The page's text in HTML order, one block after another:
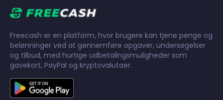
Freecash er en platform, hvor brugere kan tjene penge og
belønninger ved at gennemføre opgaver, undersøgelser
og tilbud, med hurtige udbetalingsmuligheder som
gavekort, PayPal og kryptovalutaer.